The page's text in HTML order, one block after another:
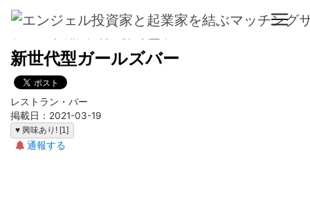
新世代型ガールズバー
レストラン・バー
掲載日：2021-03-19
♥ 興味あり! [1]
通報する